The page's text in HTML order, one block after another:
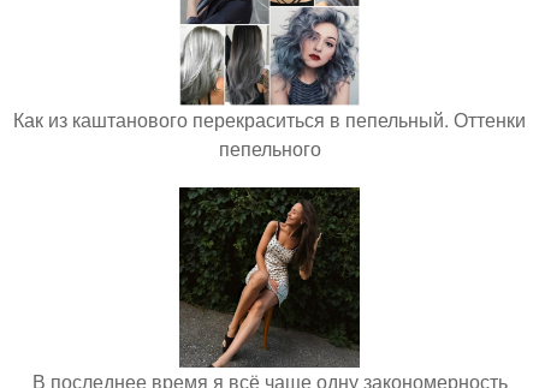
Как из каштанового перекраситься в пепельный. Оттенки
пепельного
В последнее время я всё чаще одну закономерность